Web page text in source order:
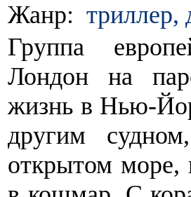
Жанр: триллер,
Группа
Лондон на
жизнь в Нью-
другим
открытом море,